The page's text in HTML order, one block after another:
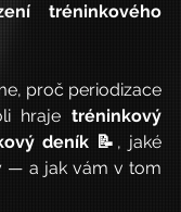
tréninkového
proč periodizace
hraje tréninkový
deník 📝 , jaké
— a jak vám v tom